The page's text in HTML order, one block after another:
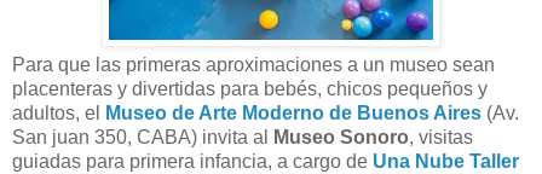
Para que las primeras aproximaciones a un museo sean
placenteras y divertidas para bebés, chicos pequeños y
adultos, el
Museo de Arte Moderno de Buenos Aires (Av.
San juan 350, CABA) invita al
Museo Sonoro, visitas
guiadas para primera infancia, a cargo de Una Nube Taller